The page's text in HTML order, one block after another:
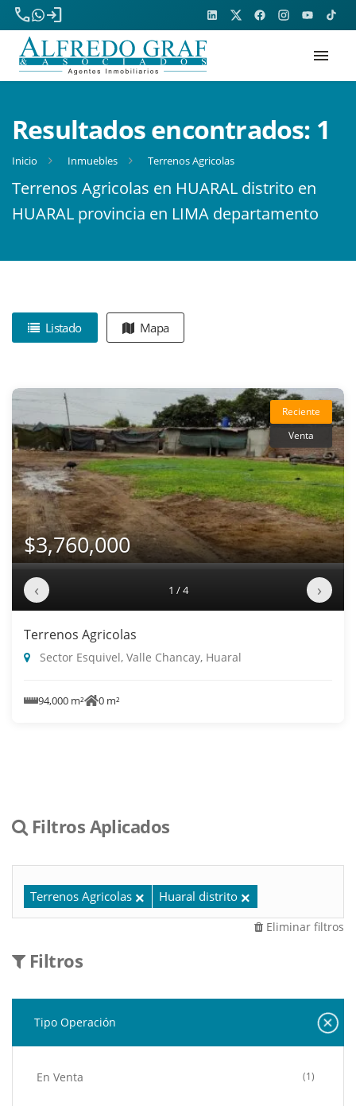
phone
login
menu
Resultados encontrados: 1
Inicio Inmuebles Terrenos Agricolas
Terrenos Agricolas en HUARAL distrito en
HUARAL provincia en LIMA departamento
Listado Mapa
Reciente
Venta
$3,760,000
‹ 1 / 4 ›
Terrenos Agricolas
Sector Esquivel, Valle Chancay, Huaral
94,000 m² 0 m²
Filtros Aplicados
Terrenos Agricolas Huaral distrito
Eliminar filtros
Filtros
Tipo Operación
En Venta (1)